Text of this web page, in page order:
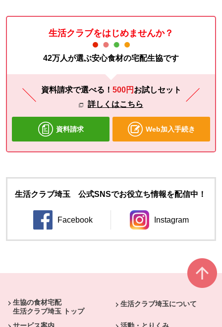
生活クラブをはじめませんか？
42万人が選ぶ安心食材の宅配生協です
資料請求で選べる！ 500円 お試しセット
詳しくはこちら
資料請求 Web加入手続き
生活クラブ埼玉 公式SNSでお役立ち情報を配信中！
Facebook
別のウィンドウで開きます。
Instagram
別のウィンドウ
生協の食材宅配
生活クラブ埼玉 トップ
生活クラブ埼玉について